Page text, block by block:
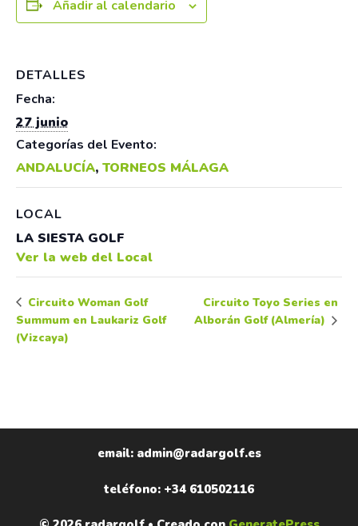
Añadir al calendario
DETALLES
Fecha:
27 junio
Categorías del Evento:
ANDALUCÍA, TORNEOS MÁLAGA
LOCAL
LA SIESTA GOLF
Ver la web del Local
Circuito Woman Golf
Summum en Laukariz Golf
(Vizcaya)
Circuito Toyo Series en
Alborán Golf (Almería)
email: admin@radargolf.es
teléfono: +34 610502116